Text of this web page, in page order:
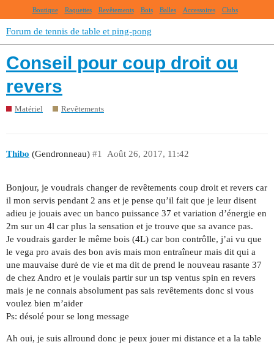
Boutique Raquettes Revêtements Bois Balles Accessoires Clubs
Forum de tennis de table et ping-pong
Conseil pour coup droit ou
revers
Matériel Revêtements
Thibo (Gendronneau) Août 26, 2017, 11:42
#1
Bonjour, je voudrais changer de revêtements coup droit et revers car
il mon servis pendant 2 ans et je pense qu’il fait que je leur disent
adieu je jouais avec un banco puissance 37 et variation d’énergie en
2m sur un 4l car plus la sensation et je trouve que sa avance pas.
Je voudrais garder le même bois (4L) car bon contrôlle, j’ai vu que
le vega pro avais des bon avis mais mon entraîneur mais dit qui a
une mauvaise durė de vie et ma dit de prend le nouveau rasante 37
de chez Andro et je voulais partir sur un tsp ventus spin en revers
mais je ne connais absolument pas sais revêtements donc si vous
voulez bien m’aider
Ps: désolé pour se long message
Ah oui, je suis allround donc je peux jouer mi distance et a la table